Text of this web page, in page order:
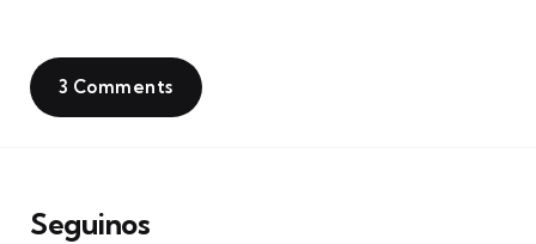
3 Comments
Seguinos